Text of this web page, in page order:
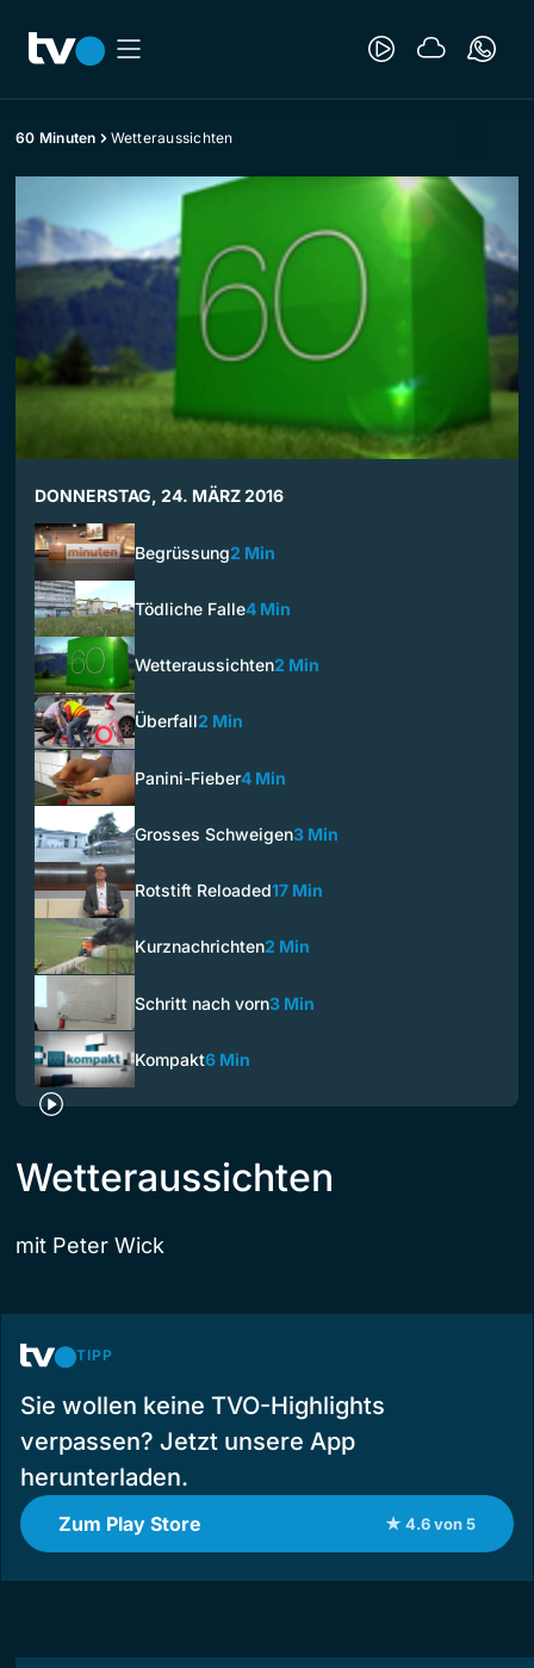
60 Minuten Wetteraussichten
DONNERSTAG, 24. MÄRZ 2016
Begrüssung2 Min
Tödliche Falle4 Min
Wetteraussichten2 Min
Überfall2 Min
Panini-Fieber4 Min
Grosses Schweigen3 Min
Rotstift Reloaded17 Min
Kurznachrichten2 Min
Schritt nach vorn3 Min
Kompakt6 Min
Wetteraussichten
mit Peter Wick
TIPP
Sie wollen keine TVO-Highlights
verpassen? Jetzt unsere App
herunterladen.
Zum Play Store ★ 4.6 von 5